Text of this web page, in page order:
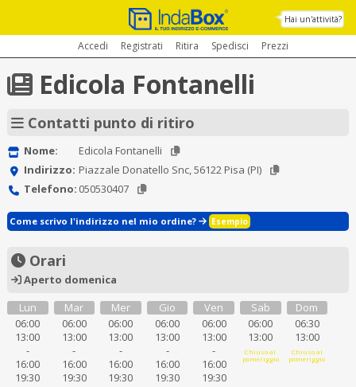
Hai un'attività?
Accedi Registrati Ritira Spedisci Prezzi
Edicola Fontanelli
Contatti punto di ritiro
Nome:
Edicola Fontanelli
Indirizzo: Piazzale Donatello Snc, 56122 Pisa (PI)
Telefono: 050530407
Come scrivo l'indirizzo nel mio ordine? Esempio
Orari
Aperto domenica
Lun
06:00
13:00
-
16:00
19:30
Mar
06:00
13:00
-
16:00
19:30
Mer
06:00
13:00
-
16:00
19:30
Gio
06:00
13:00
-
16:00
19:30
Ven
06:00
13:00
-
16:00
19:30
Sab
06:00
13:00
Chiuso al
pomeriggio
Dom
06:30
13:00
Chiuso al
pomeriggio